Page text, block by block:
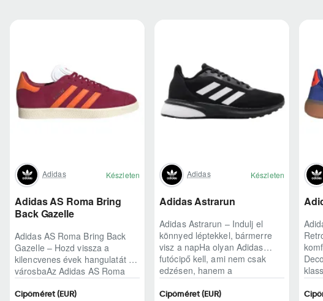
Adidas Készleten
Adidas AS Roma Bring
Back Gazelle
Adidas AS Roma Bring Back
Gazelle – Hozd vissza a
kilencvenes évek hangulatát a
városbaAz Adidas AS Roma
Bring Back Gazelle nem
egyszerű sneaker, hane..
Cipőméret (EUR)
Adidas Készleten
Adidas Astrarun
Adidas Astrarun – Indulj el
könnyed léptekkel, bármerre
visz a napHa olyan Adidas
futócipő kell, ami nem csak
edzésen, hanem a
hétköznapokban is kénye..
Cipőméret (EUR)